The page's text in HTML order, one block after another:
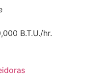
B.T.U./hr.